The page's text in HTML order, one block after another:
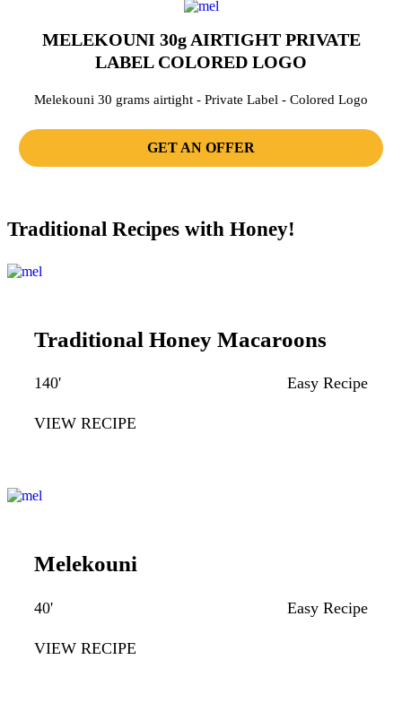
MELEKOUNI 30g AIRTIGHT PRIVATE
LABEL COLORED LOGO
Melekouni 30 grams airtight - Private Label - Colored Logo
GET AN OFFER
Traditional Recipes with Honey!
Traditional Honey Macaroons
140' Easy Recipe
VIEW RECIPE
Melekouni
40' Easy Recipe
VIEW RECIPE